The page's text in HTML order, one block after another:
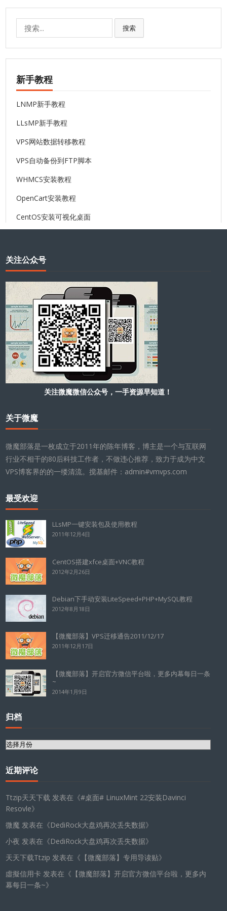
搜索
新手教程
LNMP新手教程
LLsMP新手教程
VPS网站数据转移教程
VPS自动备份到FTP脚本
WHMCS安装教程
OpenCart安装教程
CentOS安装可视化桌面
关注公众号
关注微魔微信公众号，一手资源早知道！
关于微魔
微魔部落是一枚成立于2011年的陈年博客，博主是一个与互联网
行业不相干的80后科技工作者，不做违心推荐，致力于成为中文
VPS博客界的的一缕清流。搅基邮件：admin#vmvps.com
最受欢迎
LLsMP一键安装包及使用教程
2011年12月4日
CentOS搭建xfce桌面+VNC教程
2012年2月26日
Debian下手动安装LiteSpeed+PHP+MySQL教程
2012年8月18日
【微魔部落】VPS迁移通告2011/12/17
2011年12月17日
【微魔部落】开启官方微信平台啦，更多内幕每日一条
~
2014年1月9日
归档
归
近期评论
Ttzip天天下载 发表在《#桌面# LinuxMint 22安装Davinci
Resovle》
微魔 发表在《DediRock大盘鸡再次丢失数据》
小夜 发表在《DediRock大盘鸡再次丢失数据》
天天下载Ttzip 发表在《 【微魔部落】专用导读贴》
虛擬信用卡 发表在《 【微魔部落】开启官方微信平台啦，更多内
幕每日一条~》